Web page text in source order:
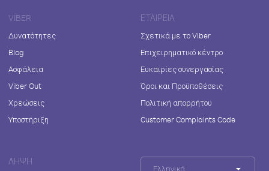
VIBER
Δυνατότητες
Blog
Ασφάλεια
Viber Out
Χρεώσεις
Υποστήριξη
ΕΤΑΙΡΕΊΑ
Σχετικά με το Viber
Επιχειρηματικό κέντρο
Ευκαιρίες συνεργασίας
Όροι και Προϋποθέσεις
Πολιτική απορρήτου
Customer Complaints Code
ΛΉΨΗ
Ελληνικά